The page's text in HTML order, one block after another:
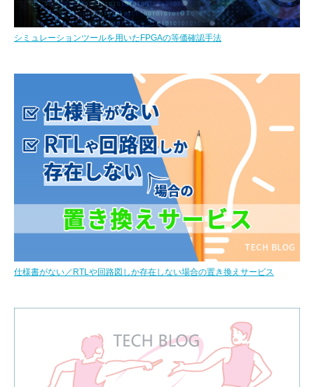
シミュレーションツールを用いたFPGAの等価確認手法
仕様書がない／RTLや回路図しか存在しない場合の置き換えサービス